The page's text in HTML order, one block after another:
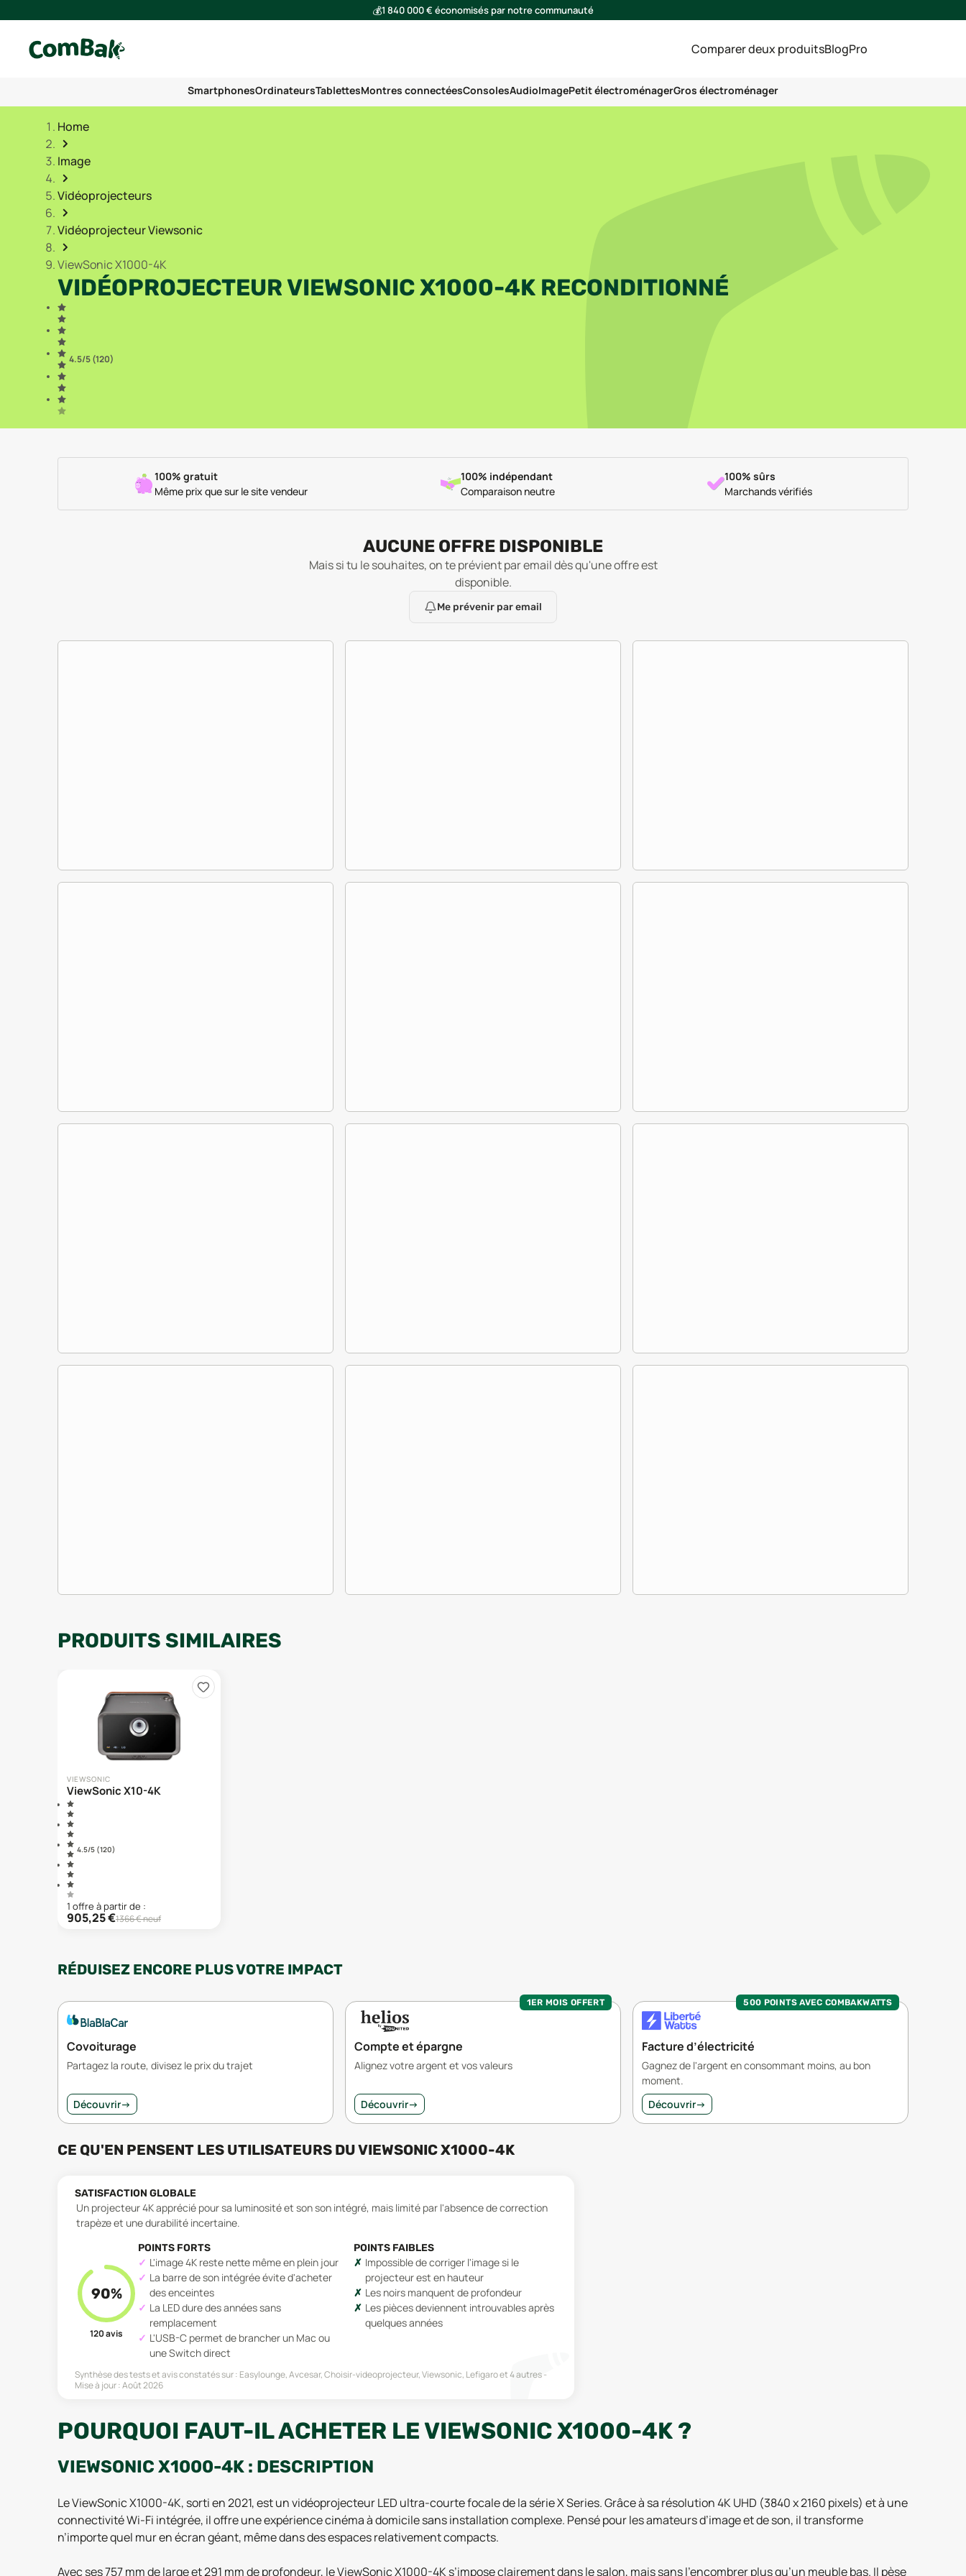
💰1 840 000 € économisés par notre communauté
Comparer deux produitsBlogPro
SmartphonesOrdinateursTablettesMontres connectéesConsolesAudioImagePetit électroménagerGros électroménager
Home
Image
Vidéoprojecteurs
Vidéoprojecteur Viewsonic
ViewSonic X1000-4K
VIDÉOPROJECTEUR VIEWSONIC X1000-4K RECONDITIONNÉ
4.5/5 (120)
100% gratuit
Même prix que sur le site vendeur
100% indépendant
Comparaison neutre
100% sûrs
Marchands vérifiés
AUCUNE OFFRE DISPONIBLE
Mais si tu le souhaites, on te prévient par email dès qu'une offre est
disponible.
Me prévenir par email
PRODUITS SIMILAIRES
VIEWSONIC
ViewSonic X10-4K
4.5/5 (120)
1 offre à partir de :
905,25€1366€ neuf
RÉDUISEZ ENCORE PLUS VOTRE IMPACT
Covoiturage
Partagez la route, divisez le prix du trajet
Découvrir→
1ER MOIS OFFERT
Compte et épargne
Alignez votre argent et vos valeurs
Découvrir→
500 POINTS AVEC COMBAKWATTS
Facture d’électricité
Gagnez de l'argent en consommant moins, au bon
moment.
Découvrir→
CE QU'EN PENSENT LES UTILISATEURS DUVIEWSONIC X1000-4K
SATISFACTION GLOBALE
Un projecteur 4K apprécié pour sa luminosité et son son intégré, mais limité par l'absence de correction
trapèze et une durabilité incertaine.
90%
120avis
POINTS FORTS
L'image 4K reste nette même en plein jour
La barre de son intégrée évite d'acheter
des enceintes
La LED dure des années sans
remplacement
L'USB-C permet de brancher un Mac ou
une Switch direct
POINTS FAIBLES
Impossible de corriger l'image si le
projecteur est en hauteur
Les noirs manquent de profondeur
Les pièces deviennent introuvables après
quelques années
Synthèse des tests et avis constatés sur : Easylounge, Avcesar, Choisir-videoprojecteur, Viewsonic, Lefigaroet 4 autres
Mise à jour :Août 2026
POURQUOI FAUT-IL ACHETER LE VIEWSONIC X1000-4K ?
VIEWSONIC X1000-4K : DESCRIPTION
Le ViewSonic X1000-4K, sorti en 2021, est un vidéoprojecteur LED ultra-courte focale de la série X Series. Grâce à sa résolution 4K UHD (3840 x 2160 pixels) et à une
connectivité Wi-Fi intégrée, il offre une expérience cinéma à domicile sans installation complexe. Pensé pour les amateurs d’image et de son, il transforme
n’importe quel mur en écran géant, même dans des espaces relativement compacts.
Avec ses 757 mm de large et 291 mm de profondeur, le ViewSonic X1000-4K s’impose clairement dans le salon, mais sans l’encombrer plus qu’un meuble bas. Il pèse